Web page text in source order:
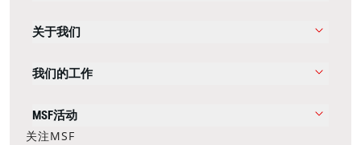
关于我们
我们的工作
MSF活动
关注MSF